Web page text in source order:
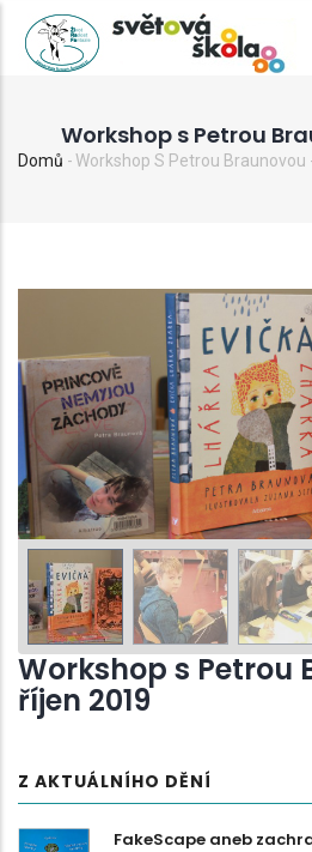
Přejít
Workshop s Petrou
Drobečková
Domů -Workshop S Petrou Braunovou
Workshop s Petrou
říjen 2019
Z AKTUÁLNÍHO DĚNÍ
FakeScape aneb